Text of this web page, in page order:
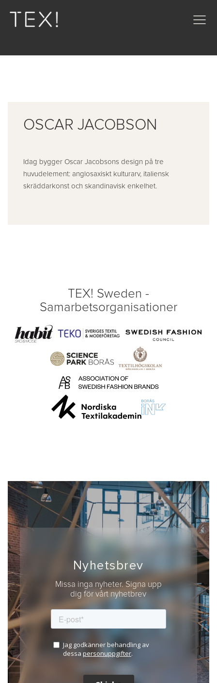
OSCAR JACOBSON
Idag bygger Oscar Jacobsons design på tre
huvudelement: anglosaxiskt kulturarv, italiensk
skräddarkonst och skandinavisk enkelhet.
TEX! Sweden -
Samarbetsorganisationer
Nyhetsbrev
Missa inga nyheter. Signa upp
dig för vårt nyhetbrev